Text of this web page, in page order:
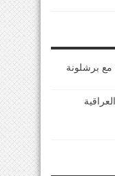
مع برشلونة